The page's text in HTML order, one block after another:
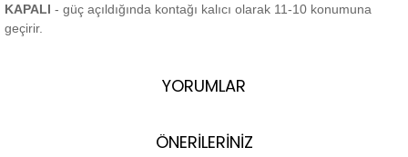
KAPALI - güç açıldığında kontağı kalıcı olarak 11-10 konumuna
geçirir.
YORUMLAR
ÖNERİLERİNİZ